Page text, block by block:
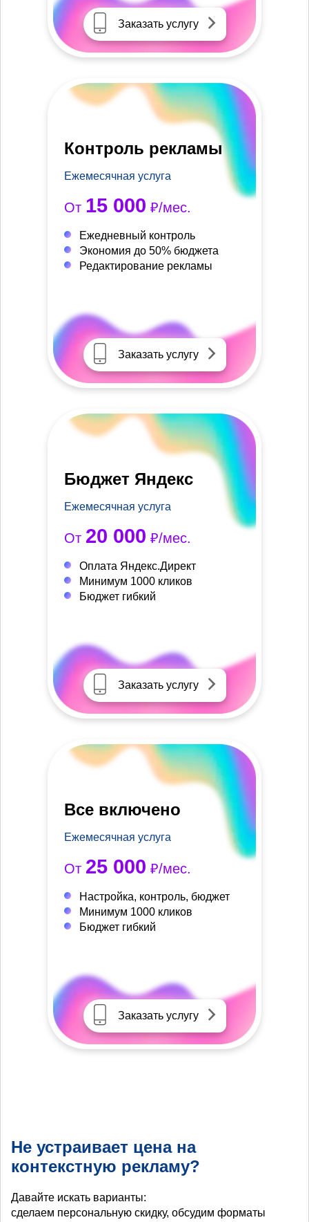
Заказать услугу
Контроль рекламы
Ежемесячная услуга
От 15 000 ₽/мес.
Ежедневный контроль
Экономия до 50% бюджета
Редактирование рекламы
Заказать услугу
Бюджет Яндекс
Ежемесячная услуга
От 20 000 ₽/мес.
Оплата Яндекс.Директ
Минимум 1000 кликов
Бюджет гибкий
Заказать услугу
Все включено
Ежемесячная услуга
От 25 000 ₽/мес.
Настройка, контроль, бюджет
Минимум 1000 кликов
Бюджет гибкий
Заказать услугу
Не устраивает цена на
контекстную рекламу?
Давайте искать варианты:
сделаем персональную скидку, обсудим форматы